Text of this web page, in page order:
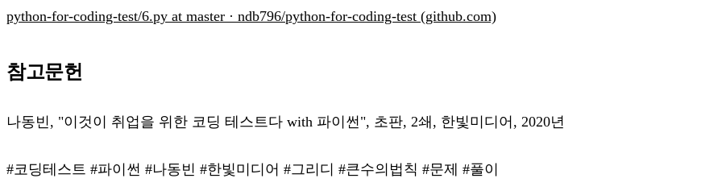
python-for-coding-test/6.py at master · ndb796/python-for-coding-test (github.com)
참고문헌
나동빈, "이것이 취업을 위한 코딩 테스트다 with 파이썬", 초판, 2쇄, 한빛미디어, 2020년
#코딩테스트 #파이썬 #나동빈 #한빛미디어 #그리디 #큰수의법칙 #문제 #풀이